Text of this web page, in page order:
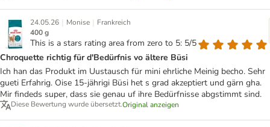
24.05.26 | Monise | Frankreich
400 g
This is a stars rating area from zero to 5: 5/5
Chroquette richtig für d'Bedürfnis vo ältere Büsi
Ich han das Produkt im Uustausch für mini ehrliche Meinig becho. Sehr
gueti Erfahrig. Oise 15-jährigi Büsi het s grad akzeptiert und gärn gha.
Mir findeds super, dass sie genau uf ihre Bedürfnisse abgstimmt sind.
Diese Bewertung wurde übersetzt.Original anzeigen